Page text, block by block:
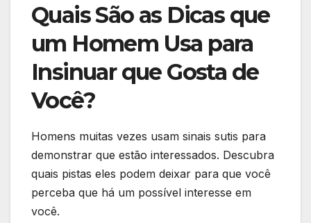
Quais São as Dicas que
um Homem Usa para
Insinuar que Gosta de
Você?
Homens muitas vezes usam sinais sutis para
demonstrar que estão interessados. Descubra
quais pistas eles podem deixar para que você
perceba que há um possível interesse em
você.